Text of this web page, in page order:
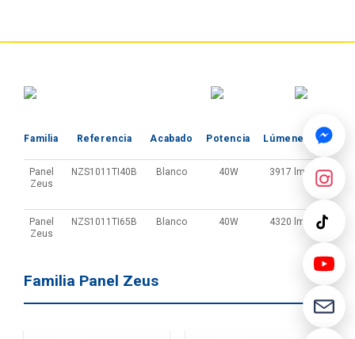
Familia Referencia Acabado Potencia Lúmenes
Panel
Zeus
NZS1011TI40B Blanco 40W 3917 lm
Panel
Zeus
NZS1011TI65B Blanco 40W 4320 lm
Familia Panel Zeus